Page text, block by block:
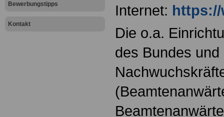
Bewerbungstipps
Kontakt
Internet: https://
Die o.a.
des Bundes und